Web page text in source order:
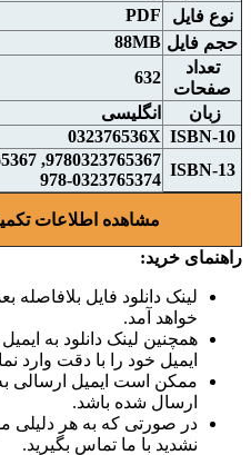
نوع فايل
PDF
حجم فايل 88MB
تعداد
صفحات
632
زبان
انگلیسی
ISBN-10
032376536X
ISBN-13
978-0323765374
مشاهده اطلاعات
راهنمای خرید:
لینک دانلود فایل بلافاصله
خواهد آمد.
همچنین لینک دانلود به
ایمیل خود را با دقت وارد
ارسال شده باشد.
در صورتی که به هر دلیلی
نشدید با ما تماس بگیرید.